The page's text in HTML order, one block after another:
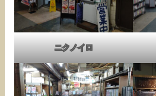
ニクノイロ